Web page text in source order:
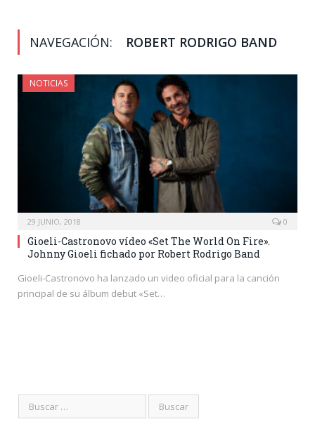
NAVEGACIÓN: ROBERT RODRIGO BAND
NOTICIAS
29 JUNIO, 2018 0
Gioeli-Castronovo vídeo «Set The World On Fire».
Johnny Gioeli fichado por Robert Rodrigo Band
Gioeli-Castronovo ha lanzado un video oficial para la canción
principal de su álbum debut «Set…